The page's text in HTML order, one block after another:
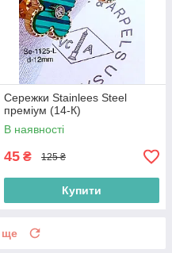
Сережки Stainlees Steel
преміум (14-К)
В наявності
45 ₴ 125 ₴
Купити
ще